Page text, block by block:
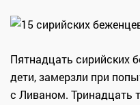
Пятнадцать сирийских
дети, замерзли при
с Ливаном. Тринадцать